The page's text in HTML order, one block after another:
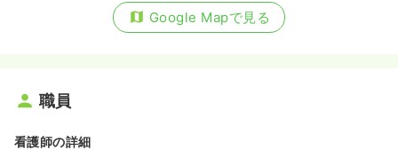
Google Mapで見る
職員
看護師の詳細